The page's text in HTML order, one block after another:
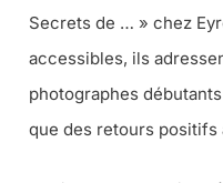
Secrets de … » chez
accessibles, ils
photographes
que des retours positifs